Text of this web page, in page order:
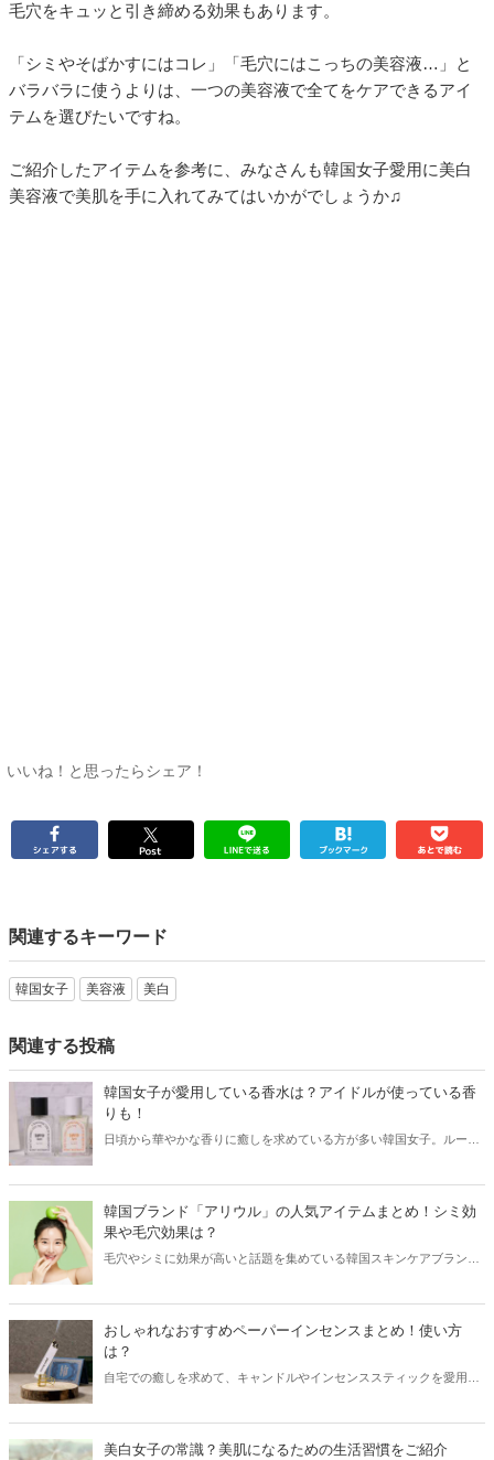
毛穴をキュッと引き締める効果もあります。
「シミやそばかすにはコレ」「毛穴にはこっちの美容液…」と
バラバラに使うよりは、一つの美容液で全てをケアできるアイ
テムを選びたいですね。
ご紹介したアイテムを参考に、みなさんも韓国女子愛用に美白
美容液で美肌を手に入れてみてはいかがでしょうか♫
いいね！と思ったらシェア！
関連するキーワード
韓国女子 美容液 美白
関連する投稿
韓国女子が愛用している香水は？アイドルが使っている香
りも！
日頃から華やかな香りに癒しを求めている方が多い韓国女子。ルーム
てご紹介します！
韓国ブランド「アリウル」の人気アイテムまとめ！シミ効
果や毛穴効果は？
毛穴やシミに効果が高いと話題を集めている韓国スキンケアブランド
おしゃれなおすすめペーパーインセンスまとめ！使い方
は？
自宅での癒しを求めて、キャンドルやインセンススティックを愛用し
などをご紹介します！
美白女子の常識？美肌になるための生活習慣をご紹介